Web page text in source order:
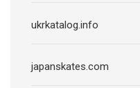
ukrkatalog.info
japanskates.com